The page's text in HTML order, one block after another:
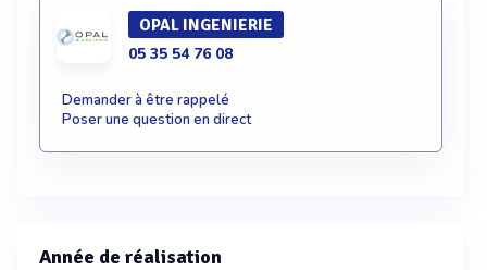
OPAL INGENIERIE
05 35 54 76 08
Demander à être rappelé
Poser une question en direct
Année de réalisation